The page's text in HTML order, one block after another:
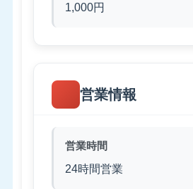
1,000円
営業情報
営業時間
24時間営業